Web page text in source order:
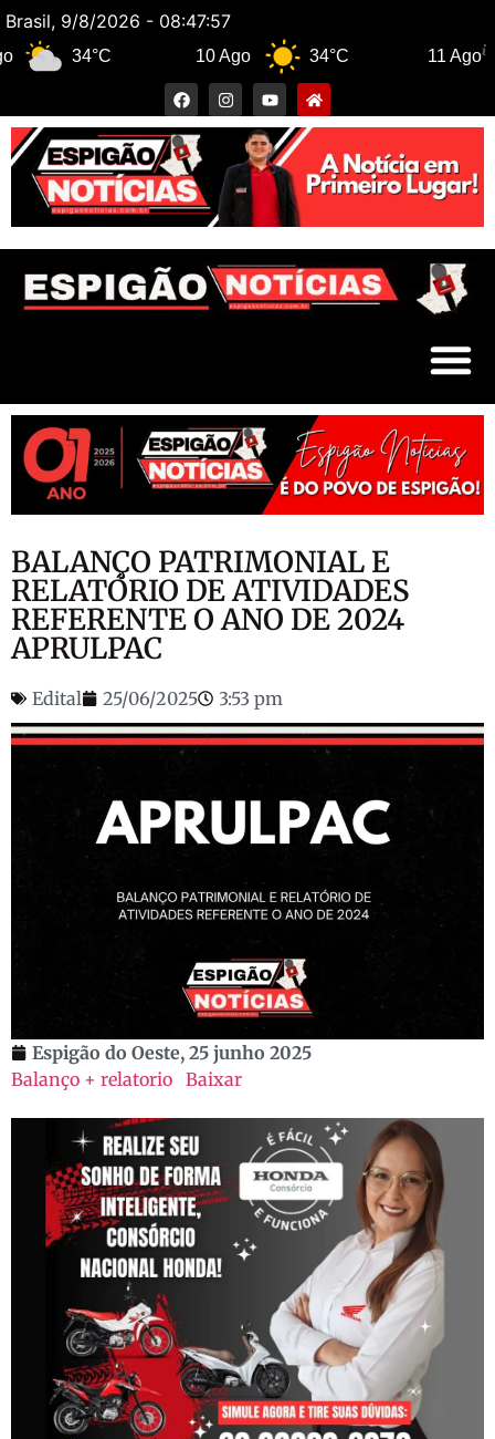
Brasil, 9/8/2026 - 08:47:57
34°C 34°C
BALANÇO PATRIMONIAL E
RELATÓRIO DE ATIVIDADES
REFERENTE O ANO DE 2024
APRULPAC
Edital 25/06/2025 3:53 pm
Espigão do Oeste, 25 junho 2025
Balanço + relatorio Baixar